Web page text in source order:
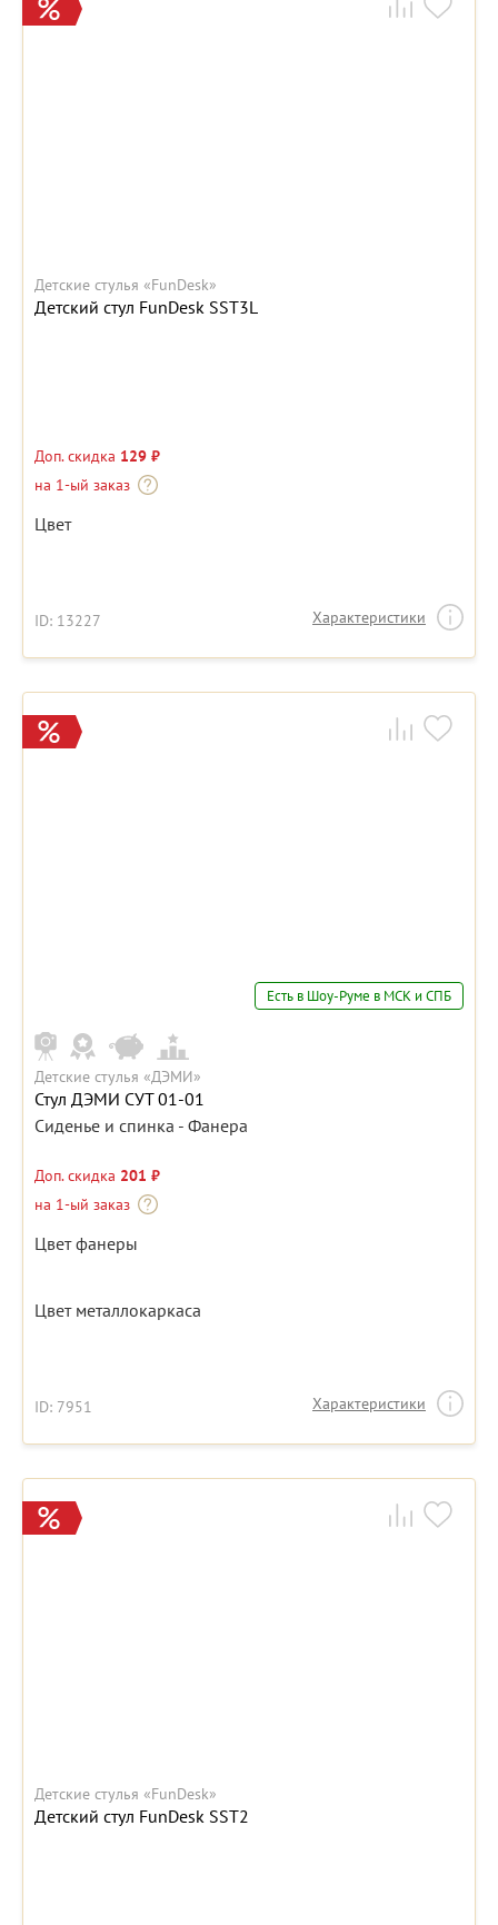
Детские стулья «FunDesk»
Детский стул FunDesk SST3L
Доп. скидка 129 ₽
на 1-ый заказ
Цвет
ID: 13227 Характеристики
Есть в Шоу-Руме в МСК и СПБ
Детские стулья «ДЭМИ»
Стул ДЭМИ СУТ 01-01
Сиденье и спинка - Фанера
Доп. скидка 201 ₽
на 1-ый заказ
Цвет фанеры
Цвет металлокаркаса
ID: 7951 Характеристики
Детские стулья «FunDesk»
Детский стул FunDesk SST2